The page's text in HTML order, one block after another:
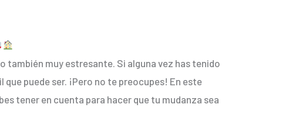
también muy estresante. Si alguna vez has tenido
puede ser. ¡Pero no te preocupes! En este
tener en cuenta para hacer que tu mudanza sea